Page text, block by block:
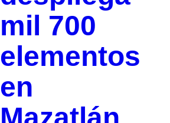
mil 700
elementos
en